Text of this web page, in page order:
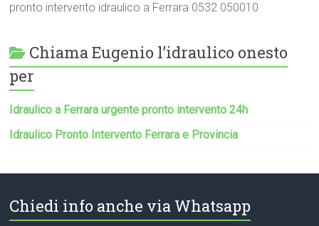
pronto intervento idraulico a Ferrara 0532 050010
Chiama Eugenio l’idraulico onesto
per
Idraulico a Ferrara urgente pronto intervento 24h
Idraulico Pronto Intervento Ferrara e Provincia
Chiedi info anche via Whatsapp